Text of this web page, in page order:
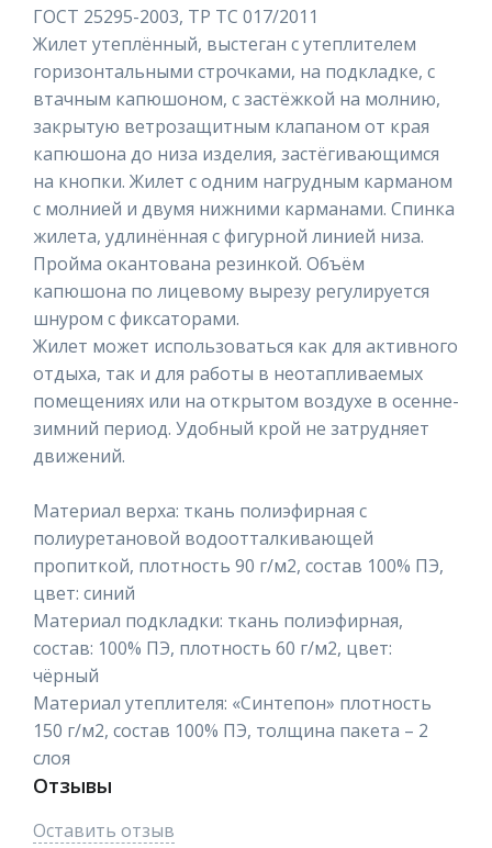
ГОСТ 25295-2003, ТР ТС 017/2011
Жилет утеплённый, выстеган с утеплителем
горизонтальными строчками, на подкладке, с
втачным капюшоном, с застёжкой на молнию,
закрытую ветрозащитным клапаном от края
капюшона до низа изделия, застёгивающимся
на кнопки. Жилет с одним нагрудным карманом
с молнией и двумя нижними карманами. Спинка
жилета, удлинённая с фигурной линией низа.
Пройма окантована резинкой. Объём
капюшона по лицевому вырезу регулируется
шнуром с фиксаторами.
Жилет может использоваться как для активного
отдыха, так и для работы в неотапливаемых
помещениях или на открытом воздухе в осенне-
зимний период. Удобный крой не затрудняет
движений.
Материал верха: ткань полиэфирная с
полиуретановой водоотталкивающей
пропиткой, плотность 90 г/м2, состав 100% ПЭ,
цвет: синий
Материал подкладки: ткань полиэфирная,
состав: 100% ПЭ, плотность 60 г/м2, цвет:
чёрный
Материал утеплителя: «Синтепон» плотность
150 г/м2, состав 100% ПЭ, толщина пакета – 2
слоя
Отзывы
Оставить отзыв